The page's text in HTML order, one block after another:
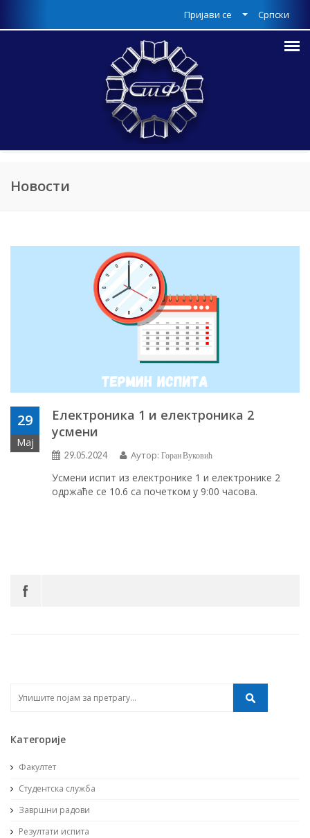
Српски
Пријави се
Новости
29
Мај
Електроника 1 и електроника 2
усмени
29.05.2024 Аутор: Горан Вуковић
Усмени испит из електронике 1 и електронике 2
одржаће се 10.6 са почетком у 9:00 часова.
Категорије
Факултет
Студентска служба
Завршни радови
Резултати испита